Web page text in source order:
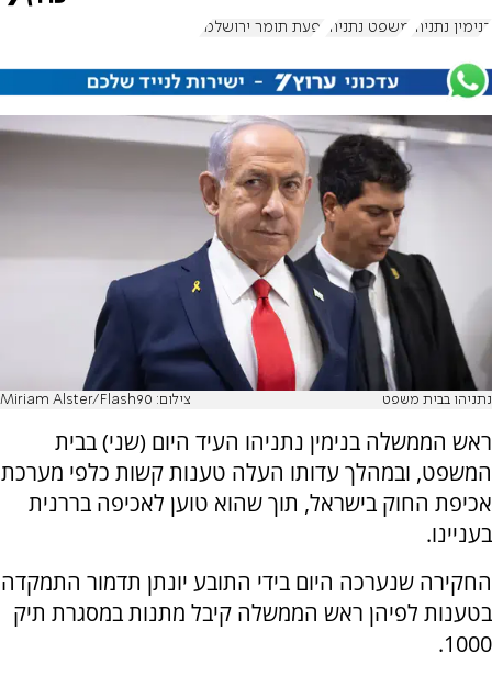
בנימין נתניהו משפט נתניהו יפעת תומר ירושלמי
נתניהו בבית משפט צילום: Miriam Alster/Flash90
ראש הממשלה בנימין נתניהו העיד היום (שני) בבית
המשפט, ובמהלך עדותו העלה טענות קשות כלפי מערכת
אכיפת החוק בישראל, תוך שהוא טוען לאכיפה בררנית
בעניינו.
החקירה שנערכה היום בידי התובע יונתן תדמור התמקדה
בטענות לפיהן ראש הממשלה קיבל מתנות במסגרת תיק
1000.